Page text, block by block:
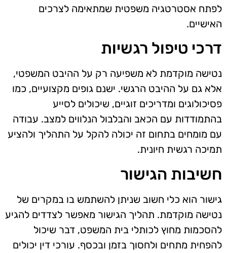
לפתח אסטרטגיה משפטית שמתאימה לצרכים
האישיים.
דרכי טיפול רגשיות
נטישה מוקדמת לא משפיעה רק על ההיבט המשפטי,
אלא גם על ההיבט הרגשי. ישנם גופים מקצועיים, כמו
פסיכולוגים ומדריכים זוגיים, שיכולים לסייע
בהתמודדות עם הכאב והבלבול הנלווים למצב. עבודה
עם מומחים בתחום זה יכולה להקל על התהליך ולהציע
תמיכה רגשית חיונית.
חשיבות הגישור
גישור הוא כלי חשוב שניתן להשתמש בו במקרים של
נטישה מוקדמת. תהליך הגישור מאפשר לצדדים להגיע
להסכמות מחוץ לכותלי בית המשפט, דבר שיכול
להפחית מתחים ולחסוך בזמן ובכסף. עורכי דין יכולים